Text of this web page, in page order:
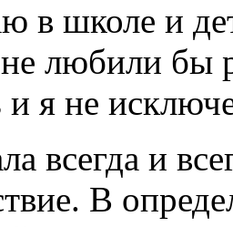
в школе и
любили бы
и я не
всегда и
В